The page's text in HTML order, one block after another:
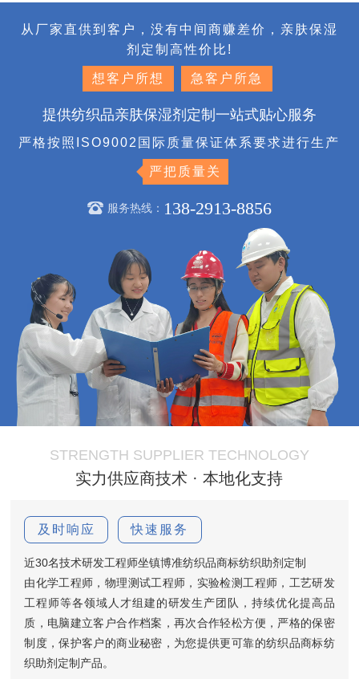
从厂家直供到客户，没有中间商赚差价，亲肤保湿
剂定制高性价比!
想客户所想 急客户所急
提供纺织品亲肤保湿剂定制一站式贴心服务
严格按照ISO9002国际质量保证体系要求进行生产
严把质量关
服务热线： 138-2913-8856
STRENGTH SUPPLIER TECHNOLOGY
实力供应商技术 · 本地化支持
及时响应 快速服务
近30名技术研发工程师坐镇博准纺织品商标纺织助剂定制
由化学工程师，物理测试工程师，实验检测工程师，工艺研发
工程师等各领域人才组建的研发生产团队，持续优化提高品
质，电脑建立客户合作档案，再次合作轻松方便，严格的保密
制度，保护客户的商业秘密，为您提供更可靠的纺织品商标纺
织助剂定制产品。